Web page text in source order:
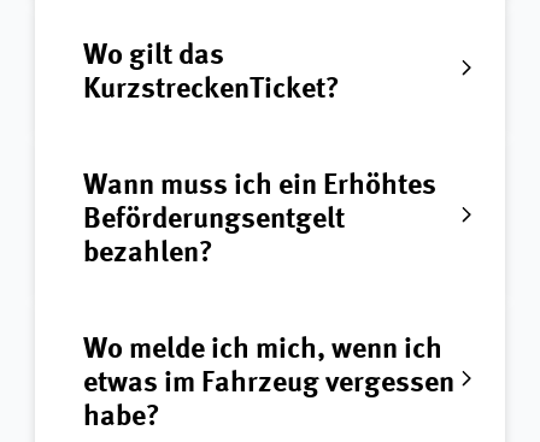
Wo gilt das
KurzstreckenTicket?
Wann muss ich ein Erhöhtes
Beförderungsentgelt
bezahlen?
Wo melde ich mich, wenn ich
etwas im Fahrzeug vergessen
habe?